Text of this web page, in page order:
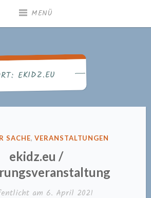
MENÜ
EKIDZ.EU
SACHE,VERANSTALTUNGEN
ekidz.eu /
am 6. April 2021